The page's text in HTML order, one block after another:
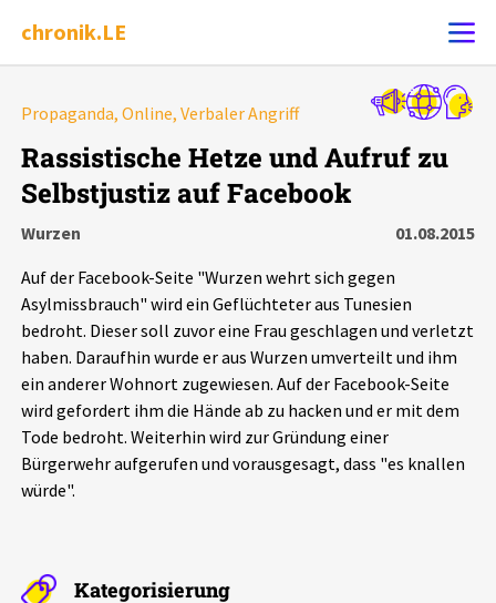
chronik.LE
Ereignis melden
Chronik
Leipziger Zustände
Schlaglichter
Phänomene
Alle Beiträge
Über uns
Propaganda, Online, Verbaler Angriff
Rassistische Hetze und Aufruf zu
Selbstjustiz auf Facebook
Wurzen
01.08.2015
Auf der Facebook-Seite "Wurzen wehrt sich gegen
Asylmissbrauch" wird ein Geflüchteter aus Tunesien
bedroht. Dieser soll zuvor eine Frau geschlagen und verletzt
haben. Daraufhin wurde er aus Wurzen umverteilt und ihm
ein anderer Wohnort zugewiesen. Auf der Facebook-Seite
wird gefordert ihm die Hände ab zu hacken und er mit dem
Tode bedroht. Weiterhin wird zur Gründung einer
Bürgerwehr aufgerufen und vorausgesagt, dass "es knallen
würde".
Kategorisierung
Alle Ereignisse
Ereignisse
Ereignisse Statistik